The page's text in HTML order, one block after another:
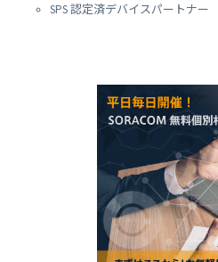
SPS 認定済デバイスパートナー